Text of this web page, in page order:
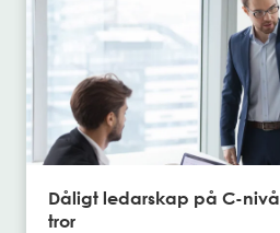
Dåligt ledarskap på C-
tror